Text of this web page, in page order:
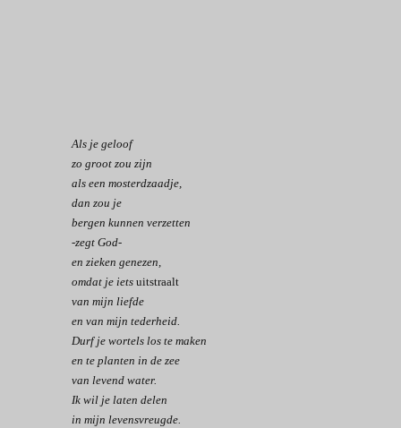
Als je geloof
zo groot zou zijn
als een mosterdzaadje,
dan zou je
bergen kunnen verzetten
-zegt God-
en zieken genezen,
omdat je iets uitstraalt
van mijn liefde
en van mijn tederheid.
Durf je wortels los te maken
en te planten in de zee
van levend water.
Ik wil je laten delen
in mijn levensvreugde.